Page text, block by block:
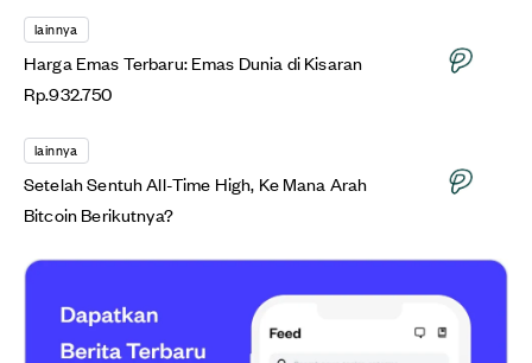
lainnya
Harga Emas Terbaru: Emas Dunia di Kisaran
Rp.932.750
lainnya
Setelah Sentuh All-Time High, Ke Mana Arah
Bitcoin Berikutnya?